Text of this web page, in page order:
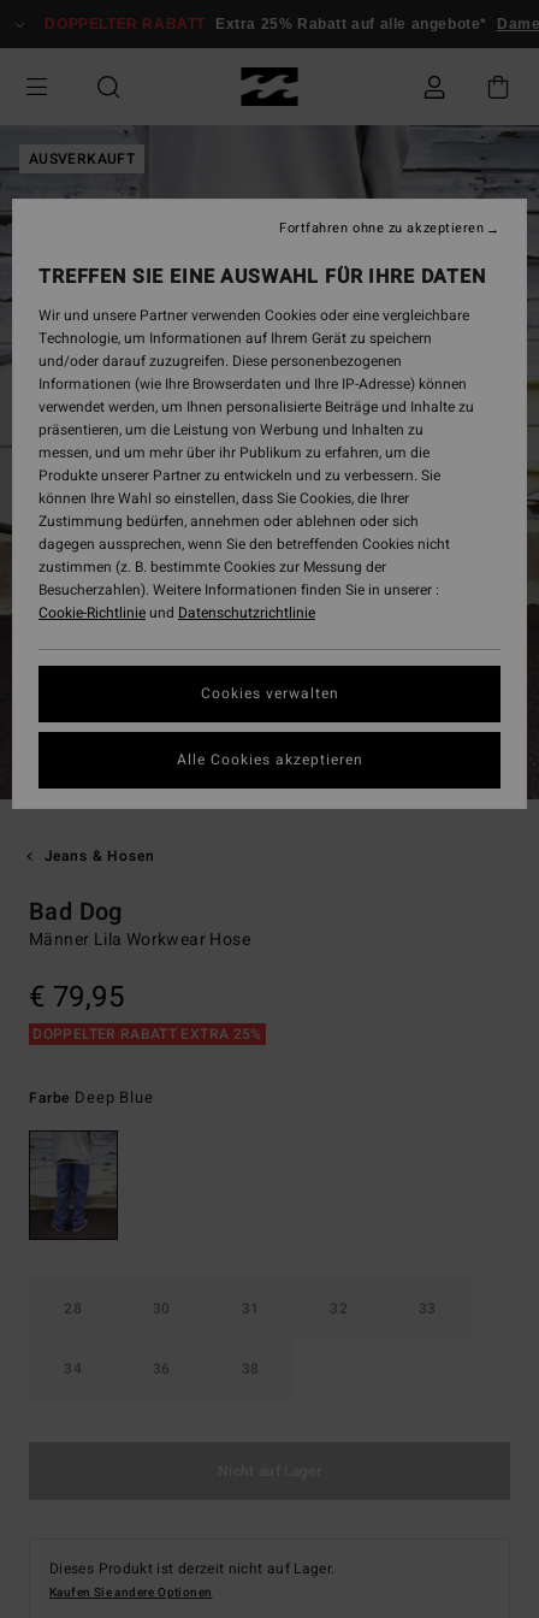
zur
springen
DOPPELTER RABATT Extra 25% Rabatt auf alle angebote* Damen
AUSVERKAUFT
Jeans & Hosen
Bad Dog
Männer Lila Workwear Hose
€ 79,95
DOPPELTER RABATT EXTRA 25%
Farbe Deep Blue
28 30 31 32 33
34 36 38
Dieses Produkt ist derzeit nicht auf Lager.
Kaufen Sie andere Optionen
TREFFEN SIE EINE AUSWAHL FÜR IHRE DATEN
Wir und unsere Partner verwenden Cookies oder eine vergleichbare
Technologie, um Informationen auf Ihrem Gerät zu speichern
und/oder darauf zuzugreifen. Diese personenbezogenen
Informationen (wie Ihre Browserdaten und Ihre IP-Adresse) können
verwendet werden, um Ihnen personalisierte Beiträge und Inhalte zu
präsentieren, um die Leistung von Werbung und Inhalten zu
messen, und um mehr über ihr Publikum zu erfahren, um die
Produkte unserer Partner zu entwickeln und zu verbessern. Sie
können Ihre Wahl so einstellen, dass Sie Cookies, die Ihrer
Zustimmung bedürfen, annehmen oder ablehnen oder sich
dagegen aussprechen, wenn Sie den betreffenden Cookies nicht
zustimmen (z. B. bestimmte Cookies zur Messung der
Besucherzahlen). Weitere Informationen finden Sie in unserer :
Cookie-Richtlinieund Datenschutzrichtlinie
Cookies verwalten
Fortfahren ohne zu akzeptieren
Alle Cookies akzeptieren